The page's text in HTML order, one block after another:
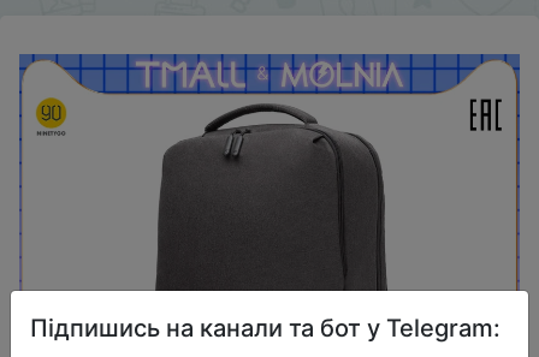
Підпишись на канали та бот у Telegram: